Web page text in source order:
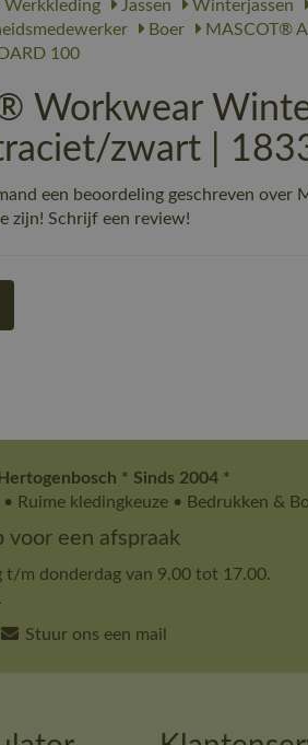
Werkkleding Jassen Winterjassen
Boer MASCOT®
100
Workwear
zwart |
een beoordeling geschreven
zijn! Schrijf een review!
* Sinds 2004 *
Ruime kledingkeuze • Bedrukken &
voor een afspraak
t/m donderdag van 9.00 tot 17.00.
Stuur ons een mail